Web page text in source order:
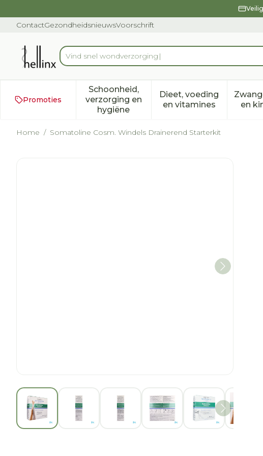
ContactGezondheidsnieuwsVoorschrift
Product, merk, categorie...
Promoties
Schoonheid,
verzorging en
hygiëne
Toon submenu voor Schoonheid,
Dieet, voeding
en vitaminesToon submenu
en
Home / Somatoline Cosm. Windels Drainerend Starterkit
View larger image View larger imageView larger image
Somatoline Cosm. Windels